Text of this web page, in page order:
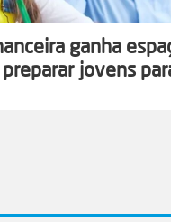
ganha
jovens